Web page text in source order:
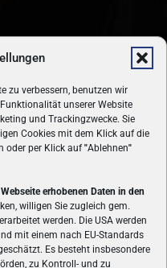
zu verbessern, benutzen wir
unserer Website
und Trackingzwecke. Sie
Cookies mit dem Klick auf die
oder per Klick auf"Ablehnen"
erhobenen Daten in den
willigen Sie zugleich gem.
werden. Die USA werden
mit einem nach EU-Standards
Es besteht insbesondere
zu Kontroll- und zu
ist das älteste Online-
täglich aktuelle News,